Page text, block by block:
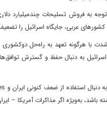
توجه به فروش تسلیحات چندمیلیارد
کشورهای عربی، جایگاه اسرائیل را
شدت با هرگونه تعهد به راه‌حل
به دنبال حفظ و گسترش
باشد، به‌ویژه اگر مذاکرات